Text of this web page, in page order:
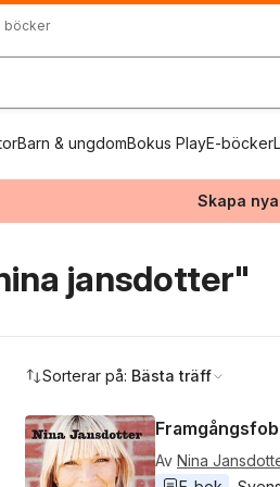
böcker
Barn & ungdomBokus PlayE-böcker
Skapa
jansdotter"
Sorterar på: Bästa träff
Av Nina